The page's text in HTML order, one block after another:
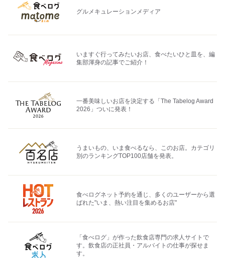
グルメキュレーションメディア
いますぐ行ってみたいお店、食べたいひと皿を、編
集部渾身の記事でご紹介！
一番美味しいお店を決定する「The Tabelog Award
2026」ついに発表！
うまいもの、いま食べるなら、このお店。カテゴリ
別のランキングTOP100店舗を発表。
食べログネット予約を通じ、多くのユーザーから選
ばれた"いま、熱い注目を集めるお店"
「食べログ」が作った飲食店専門の求人サイトで
す。飲食店の正社員・アルバイトの仕事が探せま
す。